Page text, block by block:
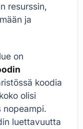
resurssin,
ja
on
koodia
olisi
nopeampi.
luettavuutta